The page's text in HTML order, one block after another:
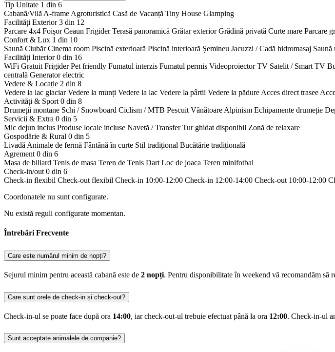
Tip Unitate 1 din 6
Cabanã/Vilã A-frame Agroturisticã Casã de Vacanță Tiny House Glamping
Facilități Exterior3 din 12
Parcare 4x4 Foișor Ceaun Frigider Terasă panoramică Grătar exterior Grădină privată Curte mare Parcare
Confort & Lux 1 din 10
Saună Ciubăr Cinema room Piscină exterioară Piscină interioară Șemineu Jacuzzi / Cadă hidromasaj Saună
Facilități Interior0 din 16
WiFi Gratuit Frigider Pet friendly Fumatul interzis Fumatul permis Videoproiector TV Satelit / Smart TV
centrală Generator electric
Vedere & Locație 2 din 8
Vedere la lac glaciar Vedere la munți Vedere la lac Vedere la pârtii Vedere la pădure Acces direct trasee
Activități & Sport 0 din 8
Drumeții montane Schi / Snowboard Ciclism / MTB Pescuit Vânătoare Alpinism Echipamente drumeție
Servicii & Extra 0 din 5
Mic dejun inclus Produse locale incluse Navetă / Transfer Tur ghidat disponibil Zonă de relaxare
Gospodărie & Rural 0 din 5
Livadă Animale de fermă Fântână în curte Stil tradițional Bucătărie tradițională
Agrement 0 din 6
Masa de biliard Tenis de masa Teren de Tenis Dart Loc de joaca Teren minifotbal
Check-in/out 0 din 6
Check-in flexibil Check-out flexibil Check-in 10:00-12:00 Check-in 12:00-14:00 Check-out 10:00-12:00
Coordonatele nu sunt configurate.
Nu există reguli configurate momentan.
Întrebări Frecvente
Care este numărul minim de nopți?
Sejurul minim pentru această cabană este de 2 nopți. Pentru disponibilitate în weekend vă recomandăm să
Care sunt orele de check-in și check-out?
Check-in-ul se poate face după ora 14:00, iar check-out-ul trebuie efectuat până la ora 12:00. Check-in-ul
Sunt acceptate animalele de companie?